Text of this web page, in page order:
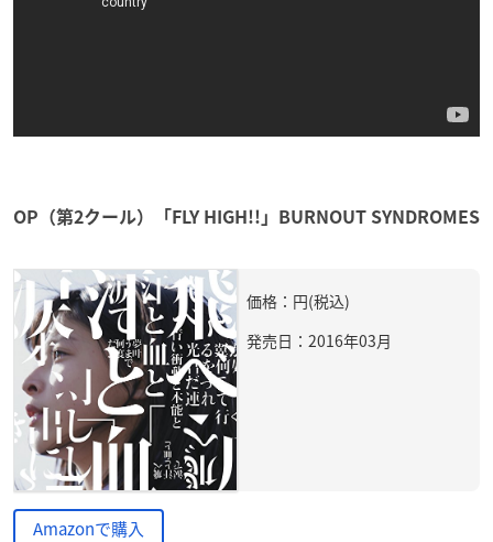
OP（第2クール）「FLY HIGH!!」BURNOUT SYNDROMES
価格：円(税込)
発売日：2016年03月
Amazonで購入